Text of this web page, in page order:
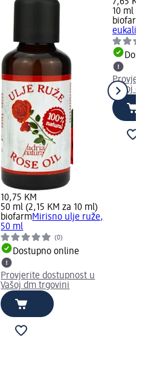
10,75 KM
50 ml (2,15 KM za 10 ml)
biofarmMirisno ulje ruže,
50 ml
(0)
Dostupno online
Provjerite dostupnost u
Vašoj dm trgovini
10 ml
biofarm
Vašoj